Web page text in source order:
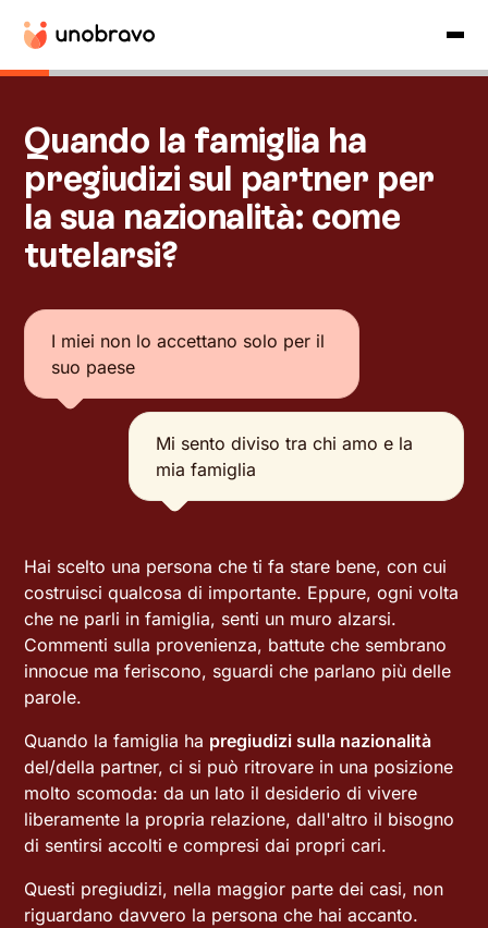
Quando la famiglia ha
pregiudizi sul partner per
la sua nazionalità: come
tutelarsi?
I miei non lo accettano solo per il
suo paese
Mi sento diviso tra chi amo e la
mia famiglia
Hai scelto una persona che ti fa stare bene, con cui
costruisci qualcosa di importante. Eppure, ogni volta
che ne parli in famiglia, senti un muro alzarsi.
Commenti sulla provenienza, battute che sembrano
innocue ma feriscono, sguardi che parlano più delle
parole.
Quando la famiglia ha pregiudizi sulla nazionalità
del/della partner, ci si può ritrovare in una posizione
molto scomoda: da un lato il desiderio di vivere
liberamente la propria relazione, dall'altro il bisogno
di sentirsi accolti e compresi dai propri cari.
Questi pregiudizi, nella maggior parte dei casi, non
riguardano davvero la persona che hai accanto.